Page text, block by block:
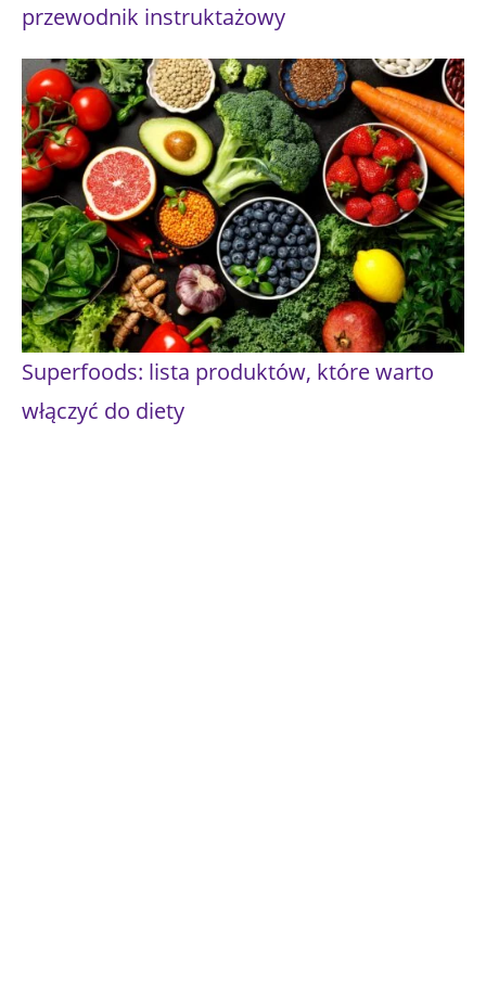
przewodnik instruktażowy
Superfoods: lista produktów, które warto
włączyć do diety